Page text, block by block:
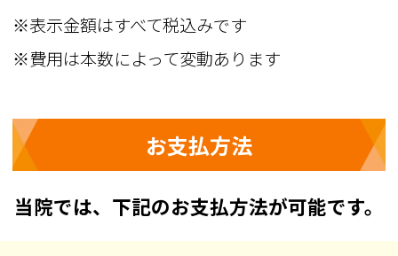
※表示金額はすべて税込みです
※費用は本数によって変動あります
お支払方法
当院では、下記のお支払方法が可能です。